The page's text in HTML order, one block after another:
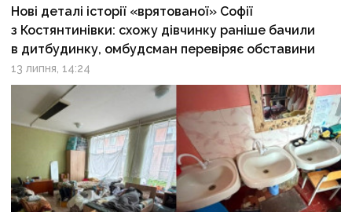
Нові деталі історії «врятованої» Софії
з Костянтинівки: схожу дівчинку раніше бачили
в дитбудинку, омбудсман перевіряє обставини
13 липня, 14:24